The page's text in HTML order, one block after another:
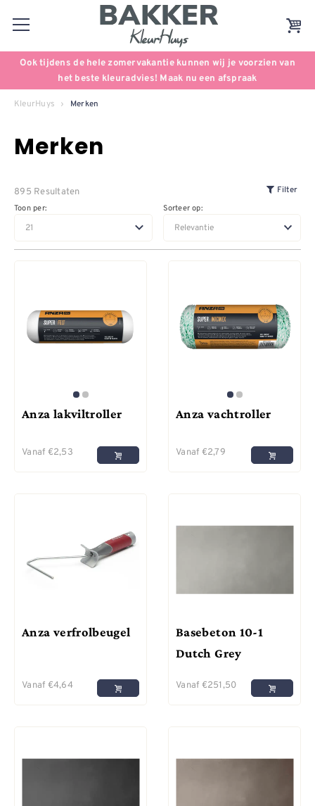
Ook tijdens de hele zomervakantie kunnen wij je voorzien van
het beste kleuradvies! Maak nu een afspraak
KleurHuys Merken
Merken
895 Resultaten Filter
Toon per: Sorteer op:
Anza lakviltroller
Vanaf €2,53
Anza vachtroller
Vanaf €2,79
Anza verfrolbeugel
Vanaf €4,64
Basebeton 10-1
Dutch Grey
Vanaf €251,50